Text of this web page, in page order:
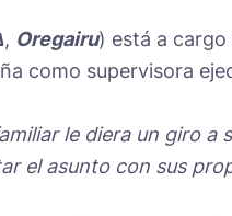
, Oregairu) está a cargo
como supervisora
le diera un giro a
el asunto con sus